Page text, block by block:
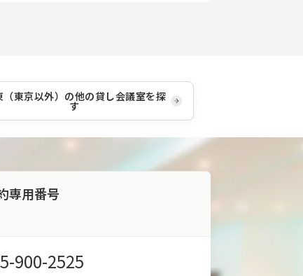
東京以外） の他の貸し会議室を探
す
専用番号
900-2525